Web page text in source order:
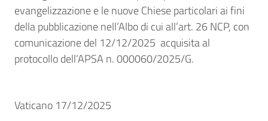
evangelizzazione e le nuove Chiese particolari ai fini
della pubblicazione nell’Albo di cui all’art. 26 NCP, con
comunicazione del 12/12/2025 acquisita al
protocollo dell’APSA n. 000060/2025/G.
Vaticano 17/12/2025